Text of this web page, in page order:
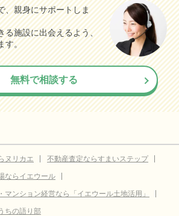
、親身にサポートしま
る施設に出会えるよう、
す。
無料で相談する
ヌリカエ
不動産査定ならすまいステップ
ならイエウール
マンション経営なら「イエウール土地活用」
ちの語り部